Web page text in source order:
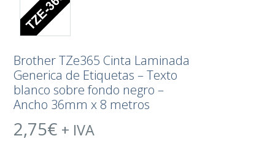
Brother TZe365 Cinta Laminada
Generica de Etiquetas – Texto
blanco sobre fondo negro –
Ancho 36mm x 8 metros
2,75€ + IVA